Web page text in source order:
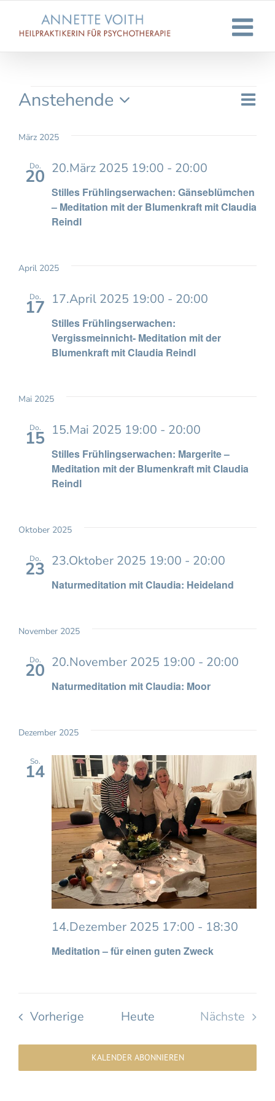
springen
Veranstaltungen Liste
Anstehende
wählen.
März 2025
Do.
20
Stilles Frühlingserwachen: Gänseblümchen
– Meditation mit der Blumenkraft mit Claudia
Reindl
20.März 2025 19:00 - 20:00
April 2025
Do.
17
Stilles Frühlingserwachen:
Vergissmeinnicht- Meditation mit der
Blumenkraft mit Claudia Reindl
17.April 2025 19:00 - 20:00
Mai 2025
Do.
15
Stilles Frühlingserwachen: Margerite –
Meditation mit der Blumenkraft mit Claudia
Reindl
15.Mai 2025 19:00 - 20:00
Oktober 2025
Do.
23
Naturmeditation mit Claudia: Heideland
23.Oktober 2025 19:00 - 20:00
November 2025
Do.
20
Naturmeditation mit Claudia: Moor
20.November 2025 19:00 - 20:00
Dezember 2025
So.
14
Meditation – für einen guten Zweck
14.Dezember 2025 17:00 - 18:30
VorherigeVeranstaltungen
Heute
Nächste
KALENDER ABONNIEREN